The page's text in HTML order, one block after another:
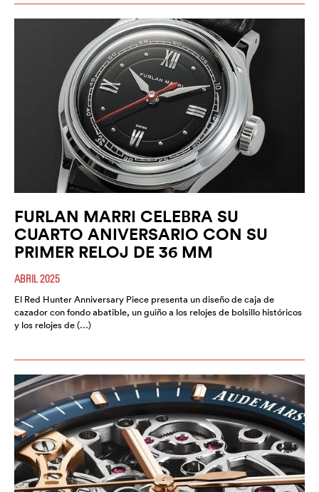
FURLAN MARRI CELEBRA SU
CUARTO ANIVERSARIO CON SU
PRIMER RELOJ DE 36 MM
ABRIL 2025
El Red Hunter Anniversary Piece presenta un diseño de caja de
cazador con fondo abatible, un guiño a los relojes de bolsillo históricos
y los relojes de (…)